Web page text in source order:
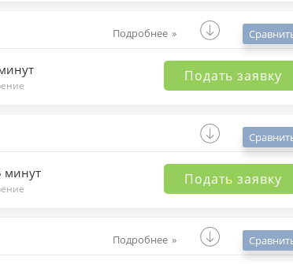
Подробнее
Подать заявку
минут Подать заявку
Подробнее